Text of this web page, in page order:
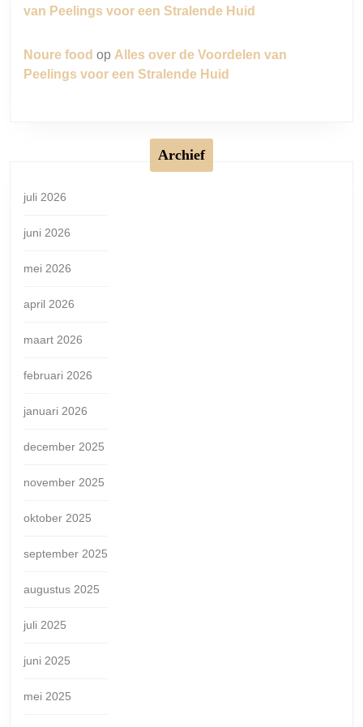
van Peelings voor een Stralende Huid
Noure food op Alles over de Voordelen van
Peelings voor een Stralende Huid
Archief
juli 2026
juni 2026
mei 2026
april 2026
maart 2026
februari 2026
januari 2026
december 2025
november 2025
oktober 2025
september 2025
augustus 2025
juli 2025
juni 2025
mei 2025